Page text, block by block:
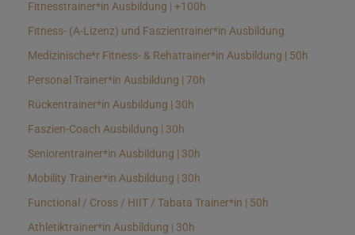
Fitnesstrainer*in Ausbildung | +100h
Fitness- (A-Lizenz) und Faszientrainer*in Ausbildung
Medizinische*r Fitness- & Rehatrainer*in Ausbildung | 50h
Personal Trainer*in Ausbildung | 70h
Rückentrainer*in Ausbildung | 30h
Faszien-Coach Ausbildung | 30h
Seniorentrainer*in Ausbildung | 30h
Mobility Trainer*in Ausbildung | 30h
Functional / Cross / HIIT / Tabata Trainer*in | 50h
Athletiktrainer*in Ausbildung | 30h